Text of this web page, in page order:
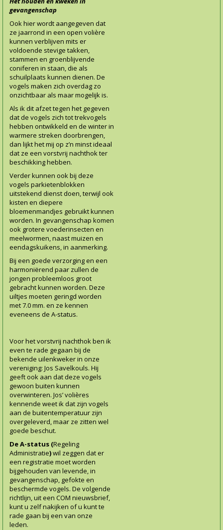
gevangenschap
Ook hier wordt aangegeven dat
ze jaarrond in een open volière
kunnen verblijven mits er
voldoende stevige takken,
stammen en groenblijvende
coniferen in staan, die als
schuilplaats kunnen dienen. De
vogels maken zich overdag zo
onzichtbaar als maar mogelijk is.
Als ik dit afzet tegen het gegeven
dat de vogels zich tot trekvogels
hebben ontwikkeld en de winter in
warmere streken doorbrengen,
dan lijkt het mij op z’n minst ideaal
dat ze een vorstvrij nachthok ter
beschikking hebben.
Verder kunnen ook bij deze
vogels parkietenblokken
uitstekend dienst doen, terwijl ook
kisten en diepere
bloemenmandjes gebruikt kunnen
worden. In gevangenschap komen
ook grotere voederinsecten en
meelwormen, naast muizen en
eendagskuikens, in aanmerking.
Bij een goede verzorging en een
harmoniërend paar zullen de
jongen probleemloos groot
gebracht kunnen worden. Deze
uiltjes moeten geringd worden
met 7.0 mm. en ze kennen
eveneens de A-status.
Voor het vorstvrij nachthok ben ik
even te rade gegaan bij de
bekende uilenkweker in onze
vereniging: Jos Savelkouls. Hij
geeft ook aan dat deze vogels
gewoon buiten kunnen
overwinteren. Jos’ volières
kennende weet ik dat zijn vogels
aan de buitentemperatuur zijn
overgeleverd, maar ze zitten wel
goede beschut.
De A-status (Regeling
Administratie)wil zeggen dat er
een registratie moet worden
bijgehouden van levende, in
gevangenschap, gefokte en
beschermde vogels. De volgende
richtlijn, uit een COM nieuwsbrief,
kunt u zelf nakijken of u kunt te
rade gaan bij een van onze
leden.